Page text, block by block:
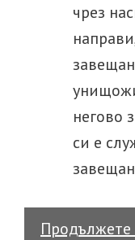
чрез
негово
си е
Продължете